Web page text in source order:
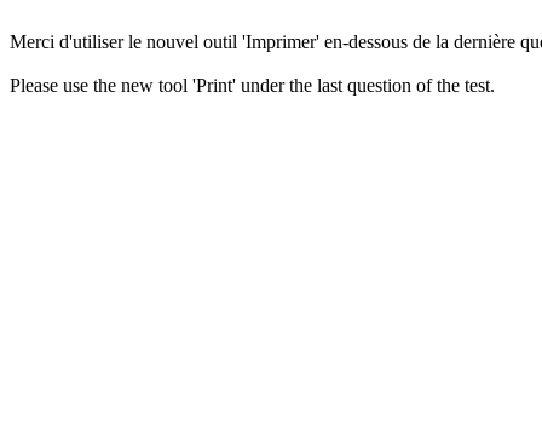
Merci d'utiliser le nouvel outil 'Imprimer' en-dessous de la dernière
Please use the new tool 'Print' under the last question of the test.